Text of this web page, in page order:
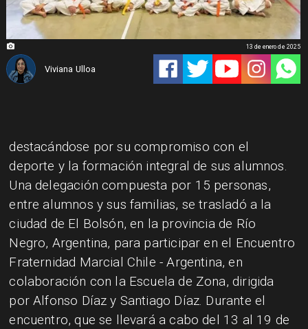
Viviana Ulloa
13 de enero de 2025
​destacándose por su compromiso con el
deporte y la formación integral de sus alumnos.
Una delegación compuesta por 15 personas,
entre alumnos y sus familias, se trasladó a la
ciudad de El Bolsón, en la provincia de Río
Negro, Argentina, para participar en el Encuentro
Fraternidad Marcial Chile - Argentina, en
colaboración con la Escuela de Zona, dirigida
por Alfonso Díaz y Santiago Díaz. Durante el
encuentro, que se llevará a cabo del 13 al 19 de